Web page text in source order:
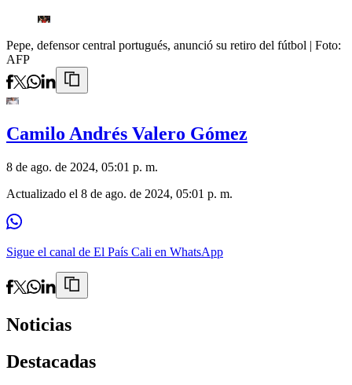
Pepe, defensor central portugués, anunció su retiro del fútbol | Foto:
AFP
Camilo Andrés Valero Gómez
8 de ago. de 2024, 05:01 p. m.
Actualizado el 8 de ago. de 2024, 05:01 p. m.
Sigue el canal de El País Cali en WhatsApp
Noticias
Destacadas